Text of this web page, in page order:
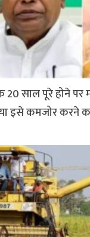
साल पूरे होने पर
इसे कमजोर करने